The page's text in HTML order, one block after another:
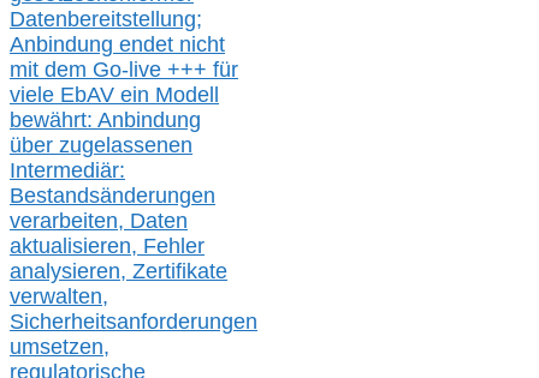
Datenbereitstellung;
Anbindung endet nicht
mit dem Go-live +++ für
viele EbAV ein Modell
bewährt: Anbindung
über zugelassenen
Intermediär:
Bestandsänderungen
verarbeiten, Daten
aktualisieren, Fehler
analysieren, Zertifikate
verwalten,
Sicherheitsanforderungen
umsetzen,
regulatorische